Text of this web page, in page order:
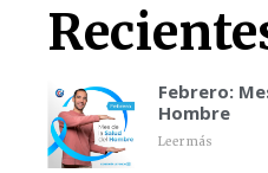
Febrero:
Hombre
Leer más